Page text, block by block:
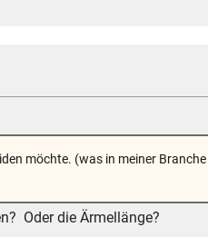
möchte. (was in meiner
Oder die Ärmellänge?